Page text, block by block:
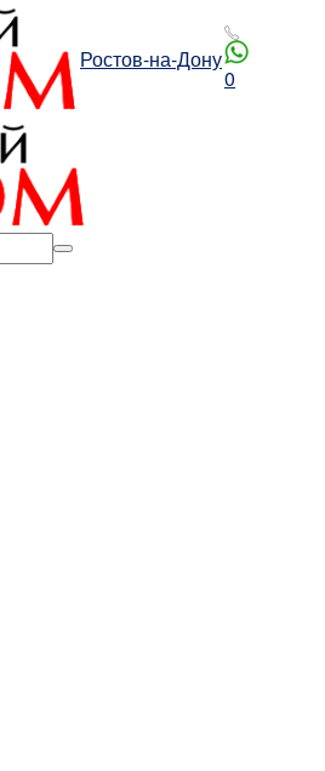
Ростов-на-Дону
0